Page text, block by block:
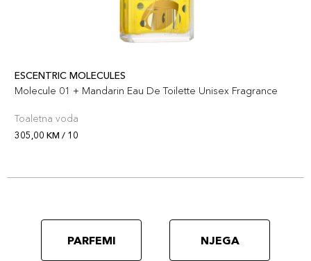
ESCENTRIC MOLECULES
Molecule 01 + Mandarin Eau De Toilette Unisex Fragrance
Toaletna voda
305,00 KM / 10
PARFEMI NJEGA